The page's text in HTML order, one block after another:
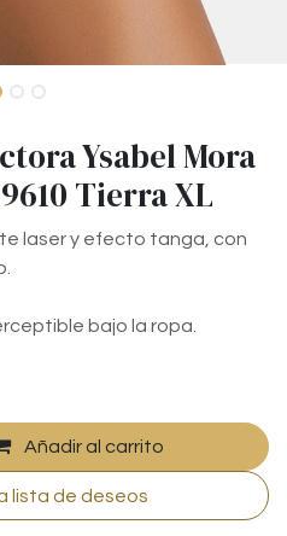
Ysabel Mora
Tierra XL
laser y efecto tanga, con
bajo la ropa.
Añadir al carrito
lista de deseos